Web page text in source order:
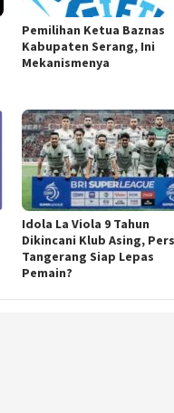
Pemilihan Ketua Baznas
Kabupaten Serang, Ini
Mekanismenya
Idola La Viola 9 Tahun
Dikincani Klub Asing,
Tangerang Siap Lepas
Pemain?